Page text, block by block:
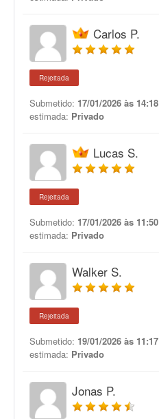
Carlos P.
Rejeitada
Submetido: 17/01/2026 às 14:18
estimada: Privado
Lucas S.
Rejeitada
Submetido: 17/01/2026 às 11:50
estimada: Privado
Walker S.
Rejeitada
Submetido: 19/01/2026 às 11:17
estimada: Privado
Jonas P.